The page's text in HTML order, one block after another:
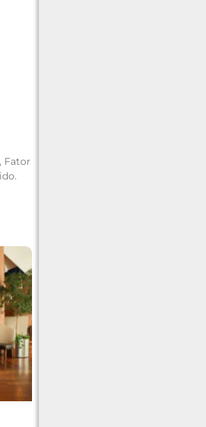
Fator